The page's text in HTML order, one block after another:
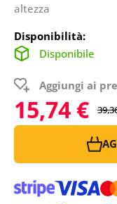
altezza
Disponibilità:
Disponibile
Aggiungi ai
15,74 €